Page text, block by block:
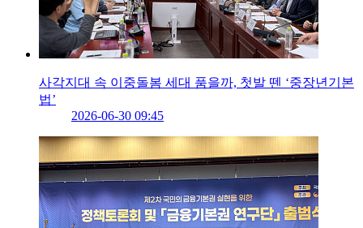
사각지대 속 이중돌봄 세대 품을까, 첫발 뗀 ‘중장년기본
법’
2026-06-30 09:45